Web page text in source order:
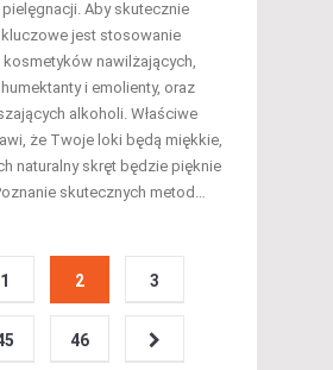
Aby skutecznie
jest stosowanie
nawilżających,
i emolienty, oraz
alkoholi. Właściwe
że Twoje loki będą miękkie,
naturalny skręt będzie pięknie
skutecznych metod…
1 2 3
46